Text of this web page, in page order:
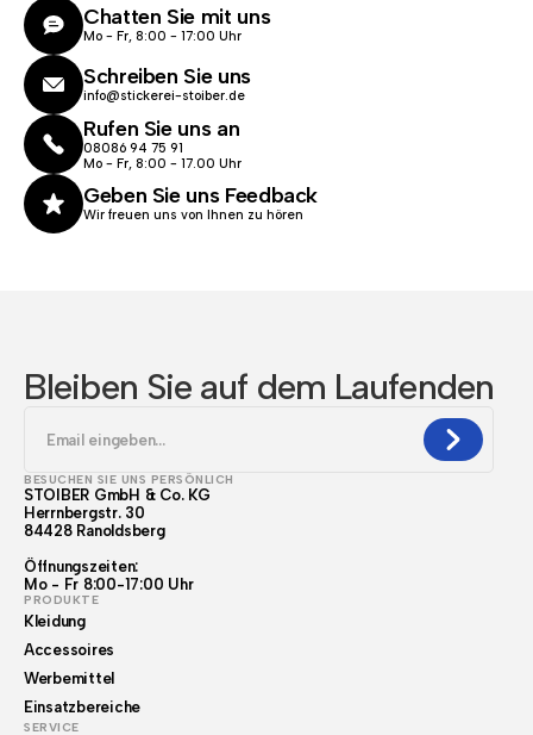
Chatten Sie mit uns
Mo - Fr, 8:00 - 17:00 Uhr
Schreiben Sie uns
info@stickerei-stoiber.de
Rufen Sie uns an
08086 94 75 91
Mo - Fr, 8:00 - 17.00 Uhr
Geben Sie uns Feedback
Wir freuen uns von Ihnen zu hören
Bleiben Sie auf dem Laufenden
BESUCHEN SIE UNS PERSÖNLICH
STOIBER GmbH & Co. KG
Herrnbergstr. 30
84428 Ranoldsberg
Öffnungszeiten:
Mo - Fr 8:00-17:00 Uhr
PRODUKTE
Kleidung
Accessoires
Werbemittel
Einsatzbereiche
SERVICE